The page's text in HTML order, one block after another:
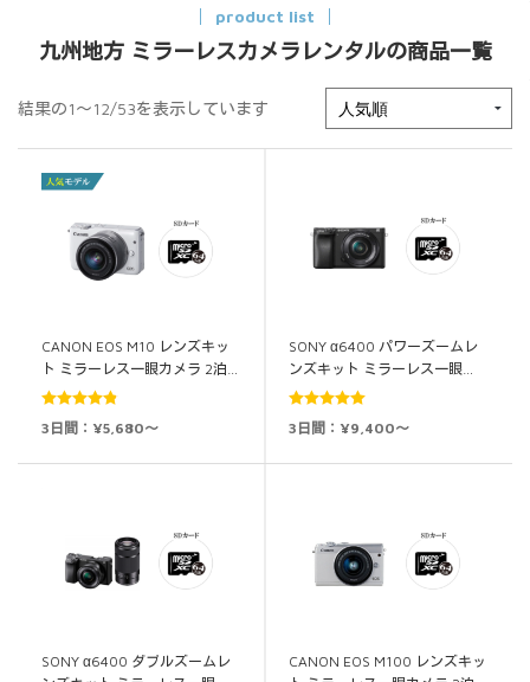
product list
九州地方 ミラーレスカメラレンタルの商品一覧
結果の1～12/53を表示しています
CANON EOS M10 レンズキッ
ト ミラーレス一眼カメラ 2泊…
5段階中
3日間：¥5,680～
SONY α6400 パワーズームレ
ンズキット ミラーレス一眼…
5段階中
3日間：¥9,400～
SONY α6400 ダブルズームレ
CANON EOS M100 レンズキッ